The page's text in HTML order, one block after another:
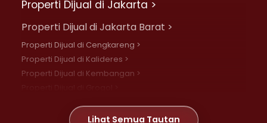
Properti Dijual di Jakarta >
Properti Dijual di Jakarta Barat >
Properti Dijual di Cengkareng >
Properti Dijual di Kalideres >
Properti Dijual di Kembangan >
Properti Dijual di Meruya >Lihat Semua Tautan